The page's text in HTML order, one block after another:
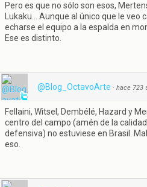
Pero es que no sólo son esos,
Lukaku... Aunque al único que le
echarse el equipo a la espalda en
Ese es distinto.
@Blog_OctavoArte · hace 723
Fellaini, Witsel, Dembélé, Hazard y
centro del campo (amén de la
defensiva) no estuviese en Brasil.
eso.